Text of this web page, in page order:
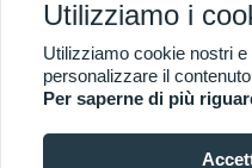
presentare
Utilizziamo i
Utilizziamo cookie nostri
personalizzare il
Per saperne di più